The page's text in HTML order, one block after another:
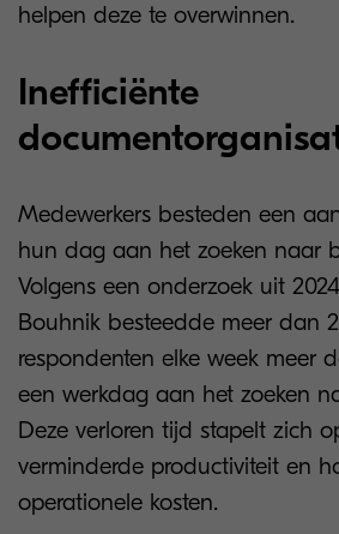
helpen deze te overwinnen.
Inefficiënte
Medewerkers besteden een
hun dag aan het zoeken naar
Volgens een onderzoek uit
Bouhnik besteedde meer dan
respondenten elke week meer
een werkdag aan het zoeken
Deze verloren tijd stapelt zich
verminderde productiviteit en
operationele kosten.